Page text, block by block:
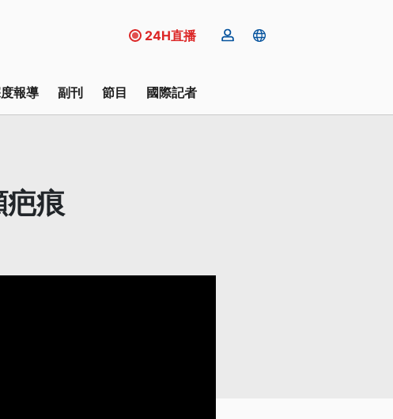
24H直播
報導 副刊 節目 國際記者
疤痕